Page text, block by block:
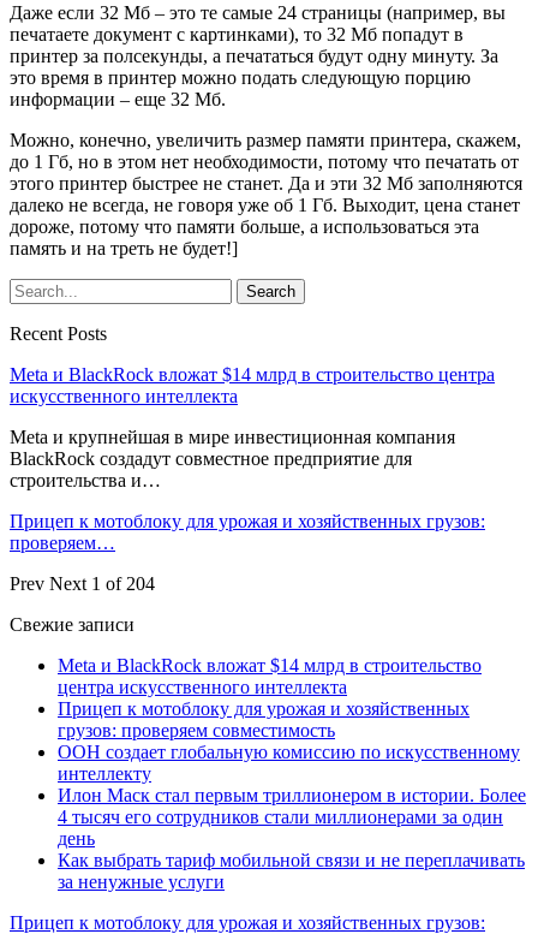
Даже если 32 Мб – это те самые 24 страницы (например, вы
печатаете документ с картинками), то 32 Мб попадут в
принтер за полсекунды, а печататься будут одну минуту. За
это время в принтер можно подать следующую порцию
информации – еще 32 Мб.
Можно, конечно, увеличить размер памяти принтера, скажем,
до 1 Гб, но в этом нет необходимости, потому что печатать от
этого принтер быстрее не станет. Да и эти 32 Мб заполняются
далеко не всегда, не говоря уже об 1 Гб. Выходит, цена станет
дороже, потому что памяти больше, а использоваться эта
память и на треть не будет!]
Recent Posts
Meta и BlackRock вложат $14 млрд в строительство центра
искусственного интеллекта
Meta и крупнейшая в мире инвестиционная компания
BlackRock создадут совместное предприятие для
строительства и…
Прицеп к мотоблоку для урожая и хозяйственных грузов:
проверяем…
Prev Next 1 of 204
Свежие записи
Meta и BlackRock вложат $14 млрд в строительство
центра искусственного интеллекта
Прицеп к мотоблоку для урожая и хозяйственных
грузов: проверяем совместимость
ООН создает глобальную комиссию по искусственному
интеллекту
Илон Маск стал первым триллионером в истории. Более
4 тысяч его сотрудников стали миллионерами за один
день
Как выбрать тариф мобильной связи и не переплачивать
за ненужные услуги
Прицеп к мотоблоку для урожая и хозяйственных грузов: